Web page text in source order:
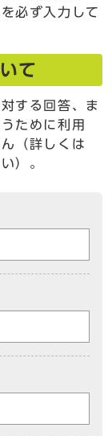
必ず入力して
て
する回答、ま
ために利用
（詳しくは
）。